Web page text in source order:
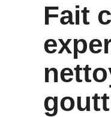
Fait